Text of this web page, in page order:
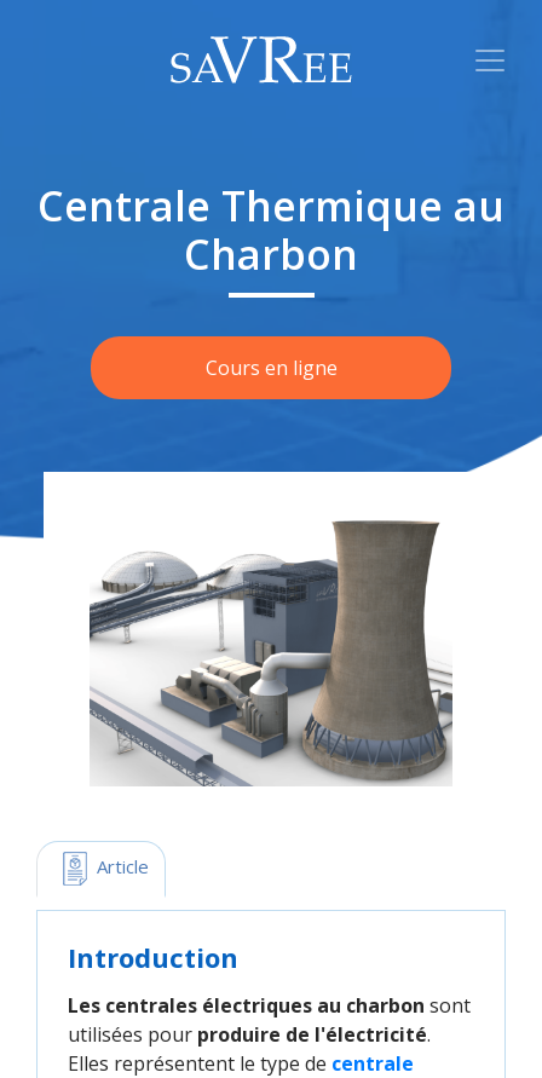
Centrale Thermique au
Charbon
Cours en ligne
Article
Introduction
Les centrales électriques au charbon sont
utilisées pour produire de l'électricité.
Elles représentent le type de centrale